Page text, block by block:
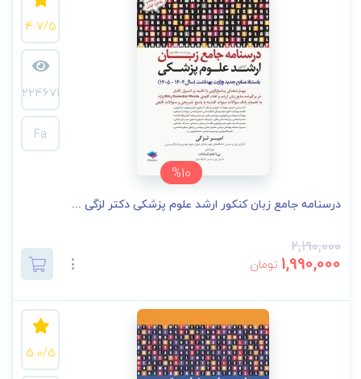
%10
4.7/5
224671
Fa
درسنامه جامع زبان کنکور ارشد علوم پزشکی دکتر لزگی ...
2,190,000
1,990,000 تومان
5.0/5